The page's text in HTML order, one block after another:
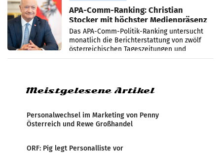
APA-Comm-Ranking: Christian
Stocker mit höchster Medienpräsenz
im Juli
Das APA-Comm-Politik-Ranking untersucht
monatlich die Berichterstattung von zwölf
österreichischen Tageszeitungen und
analysiert, welche Politikerinnen und
Meistgelesene Artikel
Personalwechsel im Marketing von Penny
Österreich und Rewe Großhandel
ORF: Pig legt Personalliste vor